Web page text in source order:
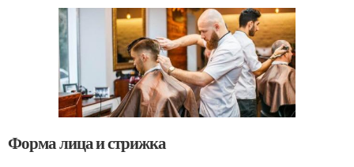
Форма лица и стрижка